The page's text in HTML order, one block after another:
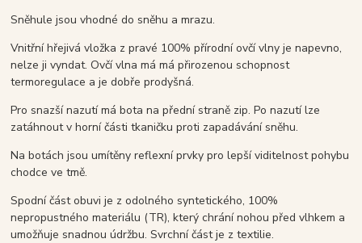
Sněhule jsou vhodné do sněhu a mrazu.
Vnitřní hřejivá vložka z pravé 100% přírodní ovčí vlny je napevno,
nelze ji vyndat. Ovčí vlna má má přirozenou schopnost
termoregulace a je dobře prodyšná.
Pro snazší nazutí má bota na přední straně zip. Po nazutí lze
zatáhnout v horní části tkaničku proti zapadávání sněhu.
Na botách jsou umítěny reflexní prvky pro lepší viditelnost pohybu
chodce ve tmě.
Spodní část obuvi je z odolného syntetického, 100%
nepropustného materiálu (TR), který chrání nohou před vlhkem a
umožňuje snadnou údržbu. Svrchní část je z textilie.